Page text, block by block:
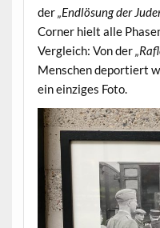
der„Endlösung der
Corner hielt alle
Vergleich: Von der
Menschen deportiert
ein einziges Foto.